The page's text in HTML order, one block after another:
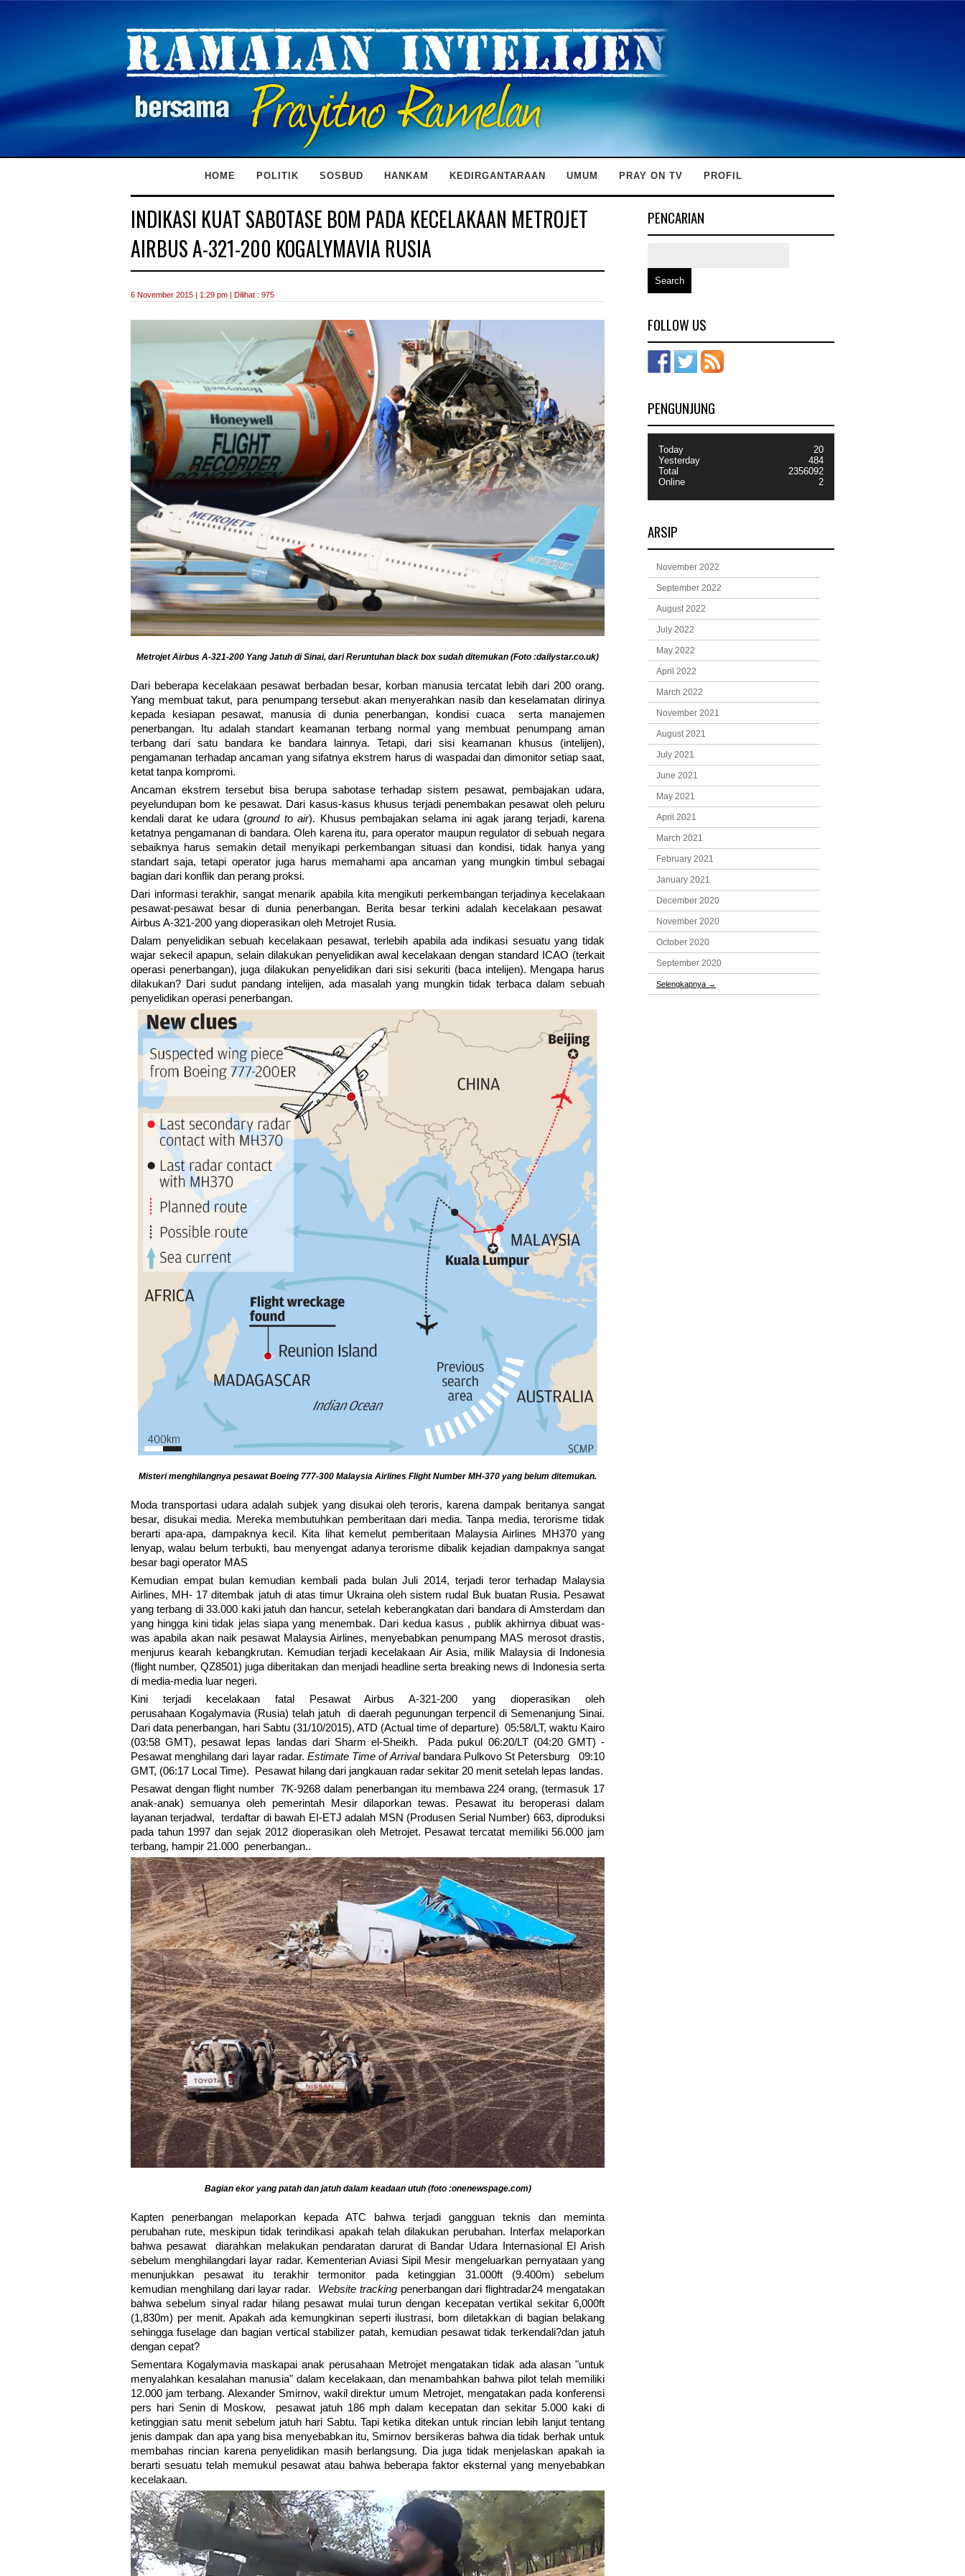
HOME POLITIK SOSBUD HANKAM KEDIRGANTARAAN UMUM PRAY ON TV PROFIL
INDIKASI KUAT SABOTASE BOM PADA KECELAKAAN METROJET
AIRBUS A-321-200 KOGALYMAVIA RUSIA
6 November 2015 | 1:29 pm | Dilihat : 975
Metrojet Airbus A-321-200 Yang Jatuh di Sinai, dari Reruntuhan black box sudah ditemukan (Foto :dailystar.co.uk)
Dari beberapa kecelakaan pesawat berbadan besar, korban manusia tercatat lebih dari 200 orang.
Yang membuat takut, para penumpang tersebut akan menyerahkan nasib dan keselamatan dirinya
kepada kesiapan pesawat, manusia di dunia penerbangan, kondisi cuaca serta manajemen
penerbangan. Itu adalah standart keamanan terbang normal yang membuat penumpang aman
terbang dari satu bandara ke bandara lainnya. Tetapi, dari sisi keamanan khusus (intelijen),
pengamanan terhadap ancaman yang sifatnya ekstrem harus di waspadai dan dimonitor setiap saat,
ketat tanpa kompromi.
Ancaman ekstrem tersebut bisa berupa sabotase terhadap sistem pesawat, pembajakan udara,
peyelundupan bom ke pesawat. Dari kasus-kasus khusus terjadi penembakan pesawat oleh peluru
kendali darat ke udara (ground to air). Khusus pembajakan selama ini agak jarang terjadi, karena
ketatnya pengamanan di bandara. Oleh karena itu, para operator maupun regulator di sebuah negara
sebaiknya harus semakin detail menyikapi perkembangan situasi dan kondisi, tidak hanya yang
standart saja, tetapi operator juga harus memahami apa ancaman yang mungkin timbul sebagai
bagian dari konflik dan perang proksi.
Dari informasi terakhir, sangat menarik apabila kita mengikuti perkembangan terjadinya kecelakaan
pesawat-pesawat besar di dunia penerbangan. Berita besar terkini adalah kecelakaan pesawat
Airbus A-321-200 yang dioperasikan oleh Metrojet Rusia.
Dalam penyelidikan sebuah kecelakaan pesawat, terlebih apabila ada indikasi sesuatu yang tidak
wajar sekecil apapun, selain dilakukan penyelidikan awal kecelakaan dengan standard ICAO (terkait
operasi penerbangan), juga dilakukan penyelidikan dari sisi sekuriti (baca intelijen). Mengapa harus
dilakukan? Dari sudut pandang intelijen, ada masalah yang mungkin tidak terbaca dalam sebuah
penyelidikan operasi penerbangan.
Misteri menghilangnya pesawat Boeing 777-300 Malaysia Airlines Flight Number MH-370 yang belum ditemukan.
Moda transportasi udara adalah subjek yang disukai oleh teroris, karena dampak beritanya sangat
besar, disukai media. Mereka membutuhkan pemberitaan dari media. Tanpa media, terorisme tidak
berarti apa-apa, dampaknya kecil. Kita lihat kemelut pemberitaan Malaysia Airlines MH370 yang
lenyap, walau belum terbukti, bau menyengat adanya terorisme dibalik kejadian dampaknya sangat
besar bagi operator MAS
Kemudian empat bulan kemudian kembali pada bulan Juli 2014, terjadi teror terhadap Malaysia
Airlines, MH- 17 ditembak jatuh di atas timur Ukraina oleh sistem rudal Buk buatan Rusia. Pesawat
yang terbang di 33.000 kaki jatuh dan hancur, setelah keberangkatan dari bandara di Amsterdam dan
yang hingga kini tidak jelas siapa yang menembak. Dari kedua kasus , publik akhirnya dibuat was-
was apabila akan naik pesawat Malaysia Airlines, menyebabkan penumpang MAS merosot drastis,
menjurus kearah kebangkrutan. Kemudian terjadi kecelakaan Air Asia, milik Malaysia di Indonesia
(flight number, QZ8501) juga diberitakan dan menjadi headline serta breaking news di Indonesia serta
di media-media luar negeri.
Kini terjadi kecelakaan fatal Pesawat Airbus A-321-200 yang dioperasikan oleh
perusahaan Kogalymavia (Rusia) telah jatuh di daerah pegunungan terpencil di Semenanjung Sinai.
Dari data penerbangan, hari Sabtu (31/10/2015), ATD (Actual time of departure) 05:58/LT, waktu Kairo
(03:58 GMT), pesawat lepas landas dari Sharm el-Sheikh. Pada pukul 06:20/LT (04:20 GMT) -
Pesawat menghilang dari layar radar. Estimate Time of Arrivalbandara Pulkovo St Petersburg 09:10
GMT, (06:17 Local Time). Pesawat hilang dari jangkauan radar sekitar 20 menit setelah lepas landas.
Pesawat dengan flight number 7K-9268 dalam penerbangan itu membawa 224 orang, (termasuk 17
anak-anak) semuanya oleh pemerintah Mesir dilaporkan tewas. Pesawat itu beroperasi dalam
layanan terjadwal, terdaftar di bawah EI-ETJ adalah MSN (Produsen Serial Number) 663, diproduksi
pada tahun 1997 dan sejak 2012 dioperasikan oleh Metrojet. Pesawat tercatat memiliki 56.000 jam
terbang, hampir 21.000 penerbangan..
Bagian ekor yang patah dan jatuh dalam keadaan utuh (foto :onenewspage.com)
Kapten penerbangan melaporkan kepada ATC bahwa terjadi gangguan teknis dan meminta
perubahan rute, meskipun tidak terindikasi apakah telah dilakukan perubahan. Interfax melaporkan
bahwa pesawat diarahkan melakukan pendaratan darurat di Bandar Udara Internasional El Arish
sebelum menghilangdari layar radar. Kementerian Aviasi Sipil Mesir mengeluarkan pernyataan yang
menunjukkan pesawat itu terakhir termonitor pada ketinggian 31.000ft (9.400m) sebelum
kemudian menghilang dari layar radar. Website trackingpenerbangan dari flightradar24 mengatakan
bahwa sebelum sinyal radar hilang pesawat mulai turun dengan kecepatan vertikal sekitar 6,000ft
(1,830m) per menit. Apakah ada kemungkinan seperti ilustrasi, bom diletakkan di bagian belakang
sehingga fuselage dan bagian vertical stabilizer patah, kemudian pesawat tidak terkendali?dan jatuh
dengan cepat?
Sementara Kogalymavia maskapai anak perusahaan Metrojet mengatakan tidak ada alasan "untuk
menyalahkan kesalahan manusia" dalam kecelakaan, dan menambahkan bahwa pilot telah memiliki
12.000 jam terbang. Alexander Smirnov, wakil direktur umum Metrojet, mengatakan pada konferensi
pers hari Senin di Moskow, pesawat jatuh 186 mph dalam kecepatan dan sekitar 5.000 kaki di
ketinggian satu menit sebelum jatuh hari Sabtu. Tapi ketika ditekan untuk rincian lebih lanjut tentang
jenis dampak dan apa yang bisa menyebabkan itu, Smirnov bersikeras bahwa dia tidak berhak untuk
membahas rincian karena penyelidikan masih berlangsung. Dia juga tidak menjelaskan apakah ia
berarti sesuatu telah memukul pesawat atau bahwa beberapa faktor eksternal yang menyebabkan
kecelakaan.
PENCARIAN
FOLLOW US
PENGUNJUNG
Today
Yesterday
Total
Online
20
484
2356092
2
ARSIP
November 2022
September 2022
August 2022
July 2022
May 2022
April 2022
March 2022
November 2021
August 2021
July 2021
June 2021
May 2021
April 2021
March 2021
February 2021
January 2021
December 2020
November 2020
October 2020
September 2020
Selengkapnya →